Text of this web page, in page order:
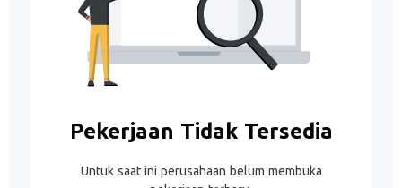
Pekerjaan Tidak Tersedia
Untuk saat ini perusahaan belum membuka